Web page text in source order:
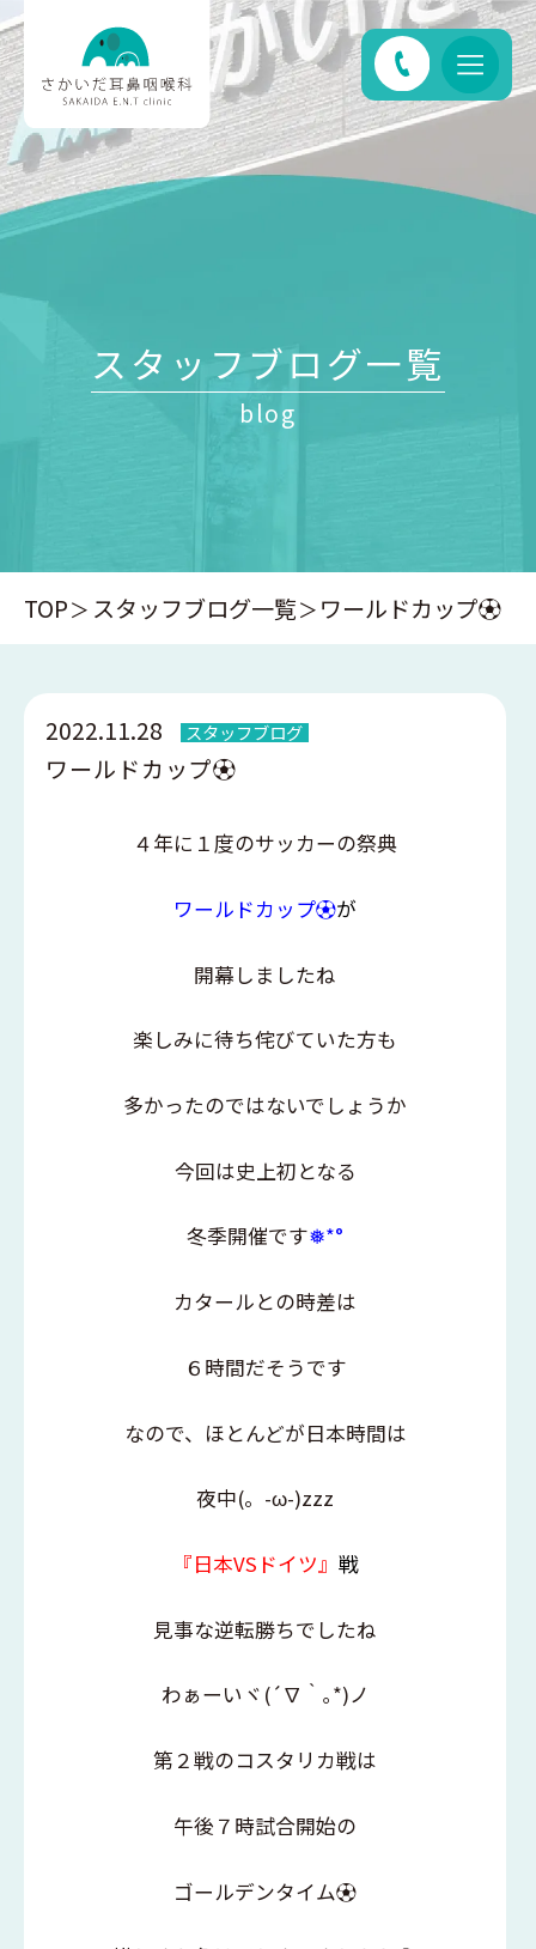
スタッフブログ一覧
blog
TOP スタッフブログ一覧 ワールドカップ⚽️
2022.11.28 スタッフブログ
ワールドカップ⚽️
４年に１度のサッカーの祭典
ワールドカップ⚽️が
開幕しましたね
楽しみに待ち侘びていた方も
多かったのではないでしょうか
今回は史上初となる
冬季開催です❅*°
カタールとの時差は
６時間だそうです
なので、ほとんどが日本時間は
夜中(。-ω-)zzz
『日本VSドイツ』 戦
見事な逆転勝ちでしたね
わぁーいヾ(´∇｀｡*)ノ
第２戦のコスタリカ戦は
午後７時試合開始の
ゴールデンタイム⚽️